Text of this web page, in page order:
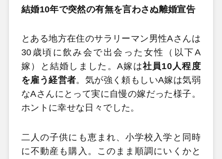
結婚10年で突然の有無を言わさぬ離婚宣告
とある地方在住のサラリーマン男性Aさんは
30歳頃に飲み会で出会った女性（以下A
嫁）と結婚しました。A嫁は社員10人程度
を雇う経営者。気が強く頼もしいA嫁は気弱
なAさんにとって実に自慢の嫁だった様子。
ホントに幸せな日々でした。
二人の子供にも恵まれ、小学校入学と同時
に不動産も購入。このまま順調にいくかと